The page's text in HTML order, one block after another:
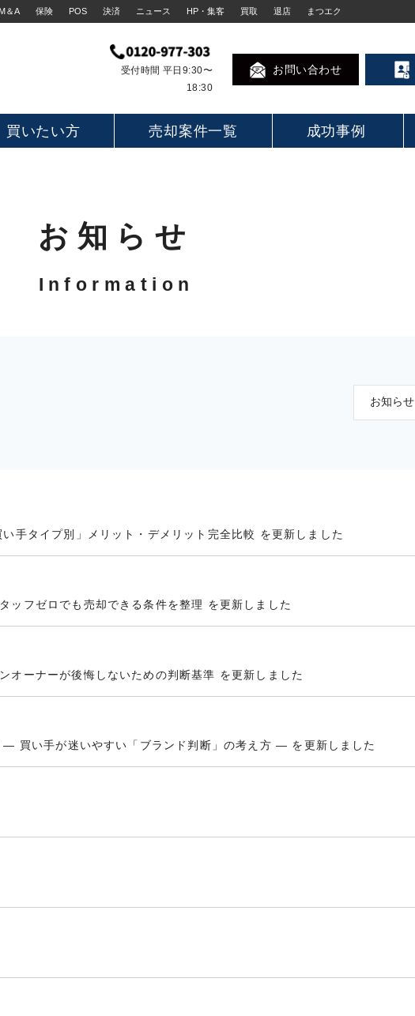
M＆A 保険 POS 決済 ニュース HP・集客 買取 退店 まつエク
受付時間 平日9:30〜
18:30
お問い合わせ
買いたい方 売却案件一覧 成功事例
お知らせ
Information
お知らせ
手タイプ別」メリット・デメリット完全比較 を更新しました
ッフゼロでも売却できる条件を整理 を更新しました
オーナーが後悔しないための判断基準 を更新しました
買い手が迷いやすい「ブランド判断」の考え方 ― を更新しました